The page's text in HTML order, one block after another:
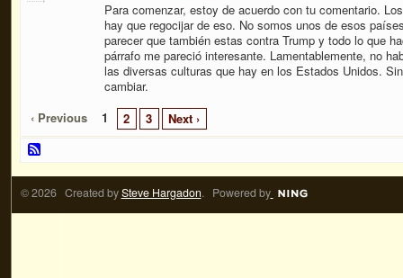
Para comenzar, estoy de acuerdo con tu comentario.
hay que regocijar de eso. No somos unos de esos
parecer que también estas contra Trump y todo lo que
párrafo me pareció interesante. Lamentablemente, no
las diversas culturas que hay en los Estados Unidos.
cambiar.
‹ Previous
1 2 3 Next ›
© 2026 Created bySteve Hargadon. Powered by